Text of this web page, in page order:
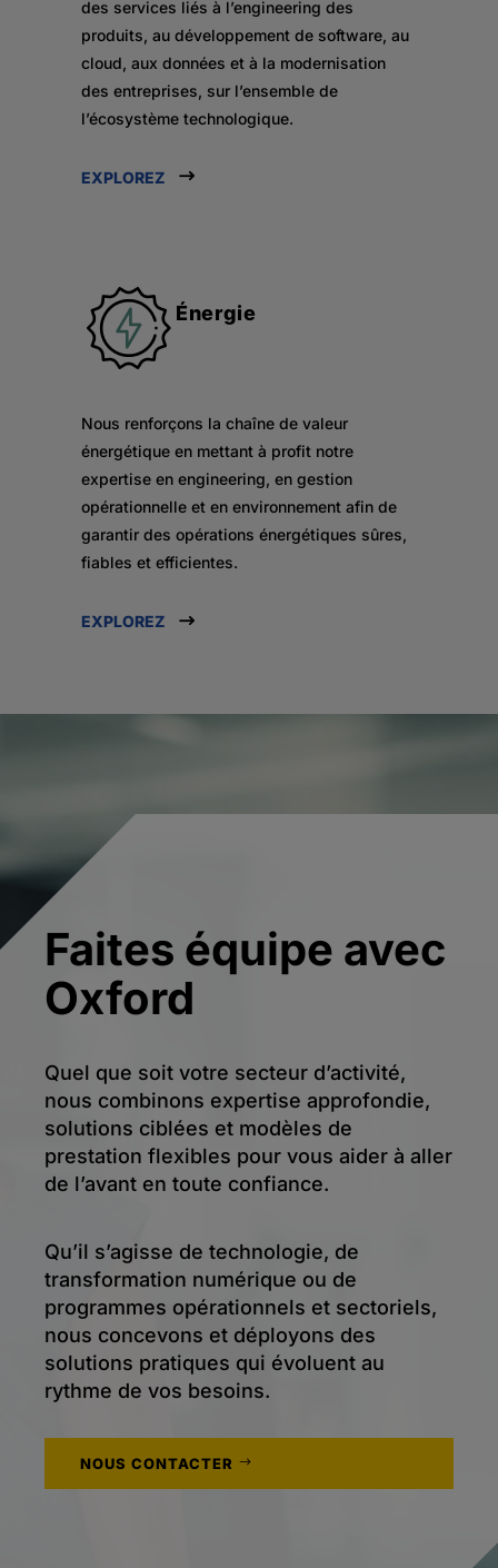
des services liés à l’engineering des
produits, au développement de software, au
cloud, aux données et à la modernisation
des entreprises, sur l’ensemble de
l’écosystème technologique.
EXPLOREZ
Énergie
Nous renforçons la chaîne de valeur
énergétique en mettant à profit notre
expertise en engineering, en gestion
opérationnelle et en environnement afin de
garantir des opérations énergétiques sûres,
fiables et efficientes.
EXPLOREZ
Faites équipe avec
Oxford
Quel que soit votre secteur d’activité,
nous combinons expertise approfondie,
solutions ciblées et modèles de
prestation flexibles pour vous aider à aller
de l’avant en toute confiance.
Qu’il s’agisse de technologie, de
transformation numérique ou de
programmes opérationnels et sectoriels,
nous concevons et déployons des
solutions pratiques qui évoluent au
rythme de vos besoins.
NOUS CONTACTER